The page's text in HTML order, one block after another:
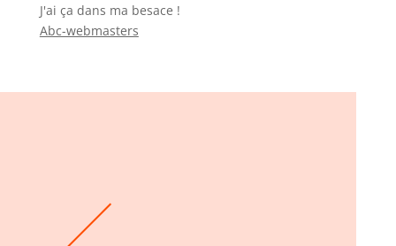
J'ai ça dans ma besace !
Abc-webmasters